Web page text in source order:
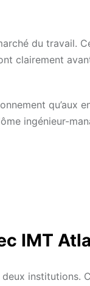
du travail.
clairement
qu’aux
ingénieur-
IMT
institutions.